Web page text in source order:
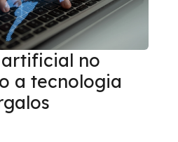
no
a tecnologia